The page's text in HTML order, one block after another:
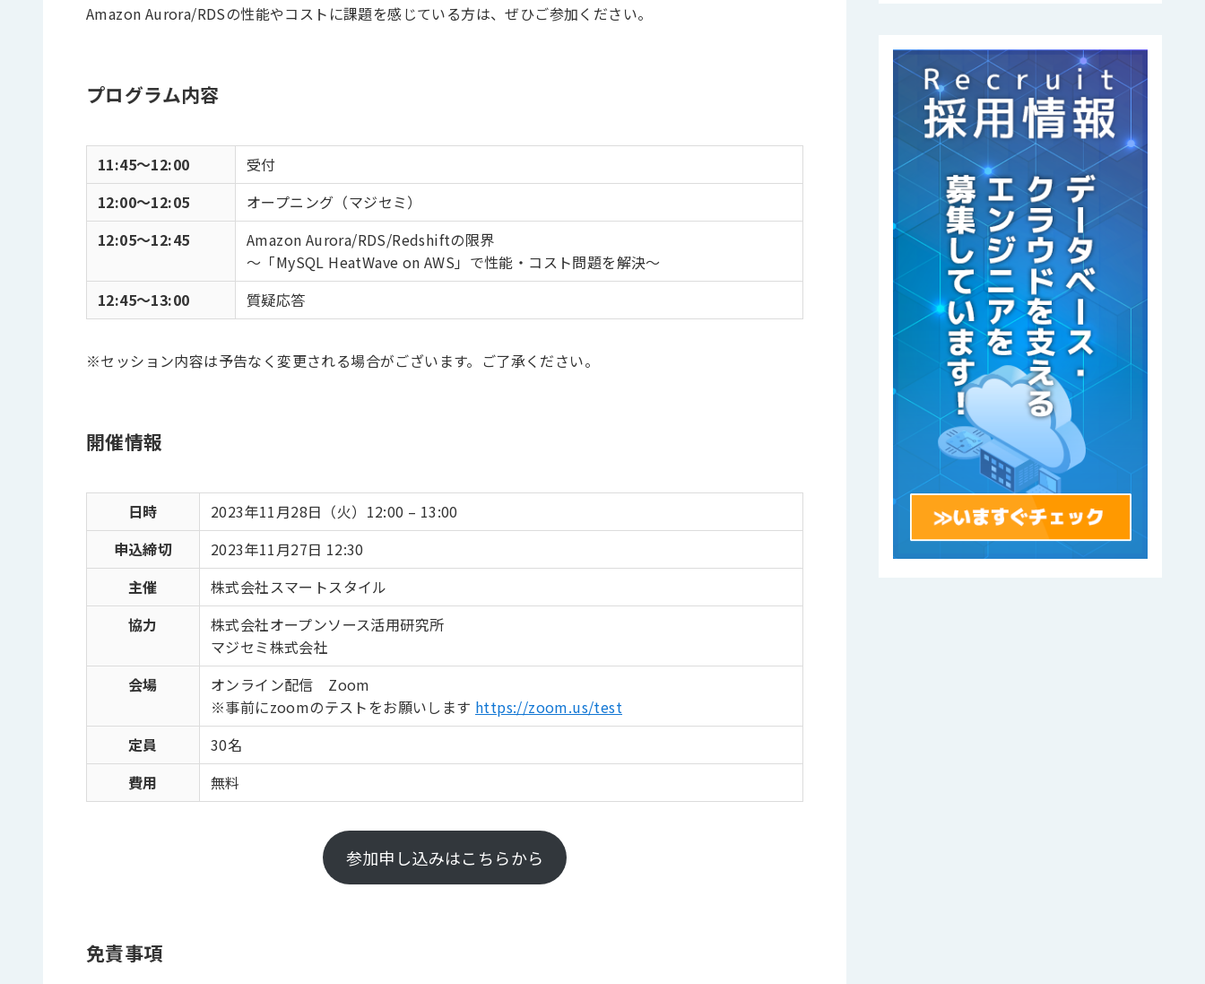
Amazon Aurora/RDSの性能やコストに課題を感じている方は、ぜひご参加ください。
プログラム内容
11:45～12:00
受付
12:00～12:05
オープニング（マジセミ）
12:05～12:45
Amazon Aurora/RDS/Redshiftの限界
〜「MySQL HeatWave on AWS」で性能・コスト問題を解決〜
12:45～13:00
質疑応答
※セッション内容は予告なく変更される場合がございます。ご了承ください。
開催情報
日時
2023年11月28日（火）12:00 – 13:00
申込締切
2023年11月27日 12:30
主催
株式会社スマートスタイル
協力
株式会社オープンソース活用研究所
マジセミ株式会社
会場
オンライン配信 Zoom
※事前にzoomのテストをお願いします https://zoom.us/test
定員
30名
費用
無料
参加申し込みはこちらから
免責事項